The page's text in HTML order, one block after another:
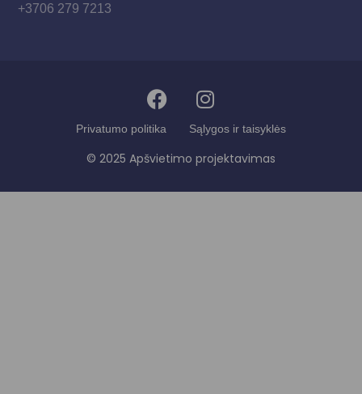
+3706 279 7213
Privatumo politika Sąlygos ir taisyklės
© 2025 Apšvietimo projektavimas